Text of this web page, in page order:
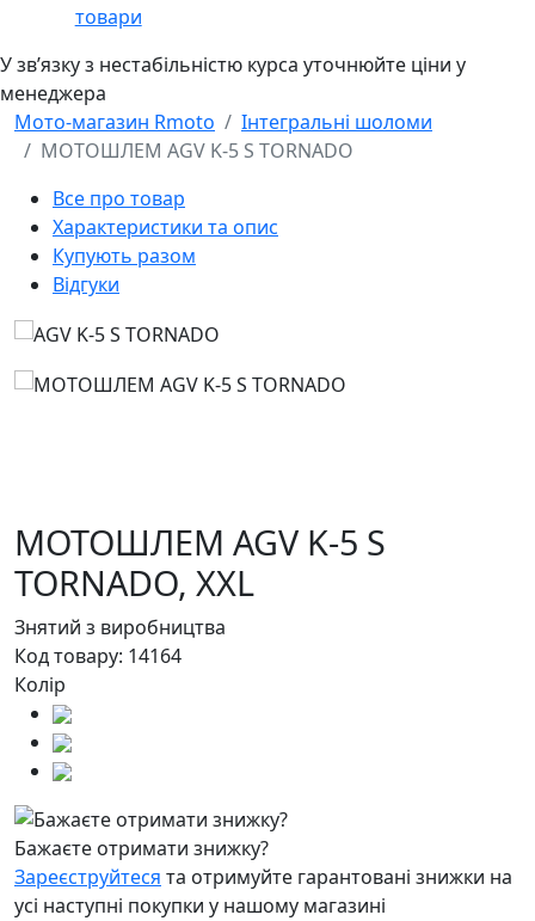
товари
У звʼязку з нестабільністю курса уточнюйте ціни у
менеджера
Мото-магазин Rmoto
Інтегральні шоломи
МОТОШЛЕМ AGV K-5 S TORNADO
Все про товар
Характеристики та опис
Купують разом
Відгуки
МОТОШЛЕМ AGV K-5 S
TORNADO, XXL
Знятий з виробництва
Код товару: 14164
Колір
Бажаєте отримати знижку?
Зареєструйтеся та отримуйте гарантовані знижки на
усі наступні покупки у нашому магазині